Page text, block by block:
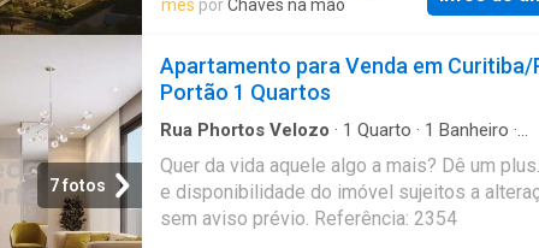
automação e depósito individual. As áreas
kids, pet place, piscinas coberta e
academia equipada, spa, sauna, sala de ma
mês porChaves na mão
7 fotos
Apartamento para Venda em Curitiba/
Portão 1 Quartos
Rua Phortos Velozo · 1 Quarto · 1 Banheiro ·
Quer da vida aquele algo a mais? Dê um
e disponibilidade do imóvel sujeitos a
sem aviso prévio. Referência: 2354